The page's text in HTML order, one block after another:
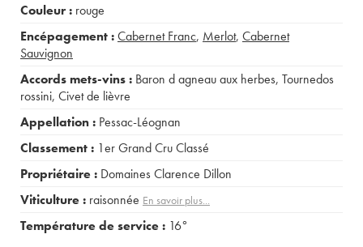
Couleur : rouge
Encépagement :Cabernet Franc, Merlot, Cabernet
Sauvignon
Accords mets-vins : Baron d agneau aux herbes, Tournedos
rossini, Civet de lièvre
Appellation : Pessac-Léognan
Classement : 1er Grand Cru Classé
Propriétaire : Domaines Clarence Dillon
Viticulture : raisonnée En savoir plus...
Température de service : 16°